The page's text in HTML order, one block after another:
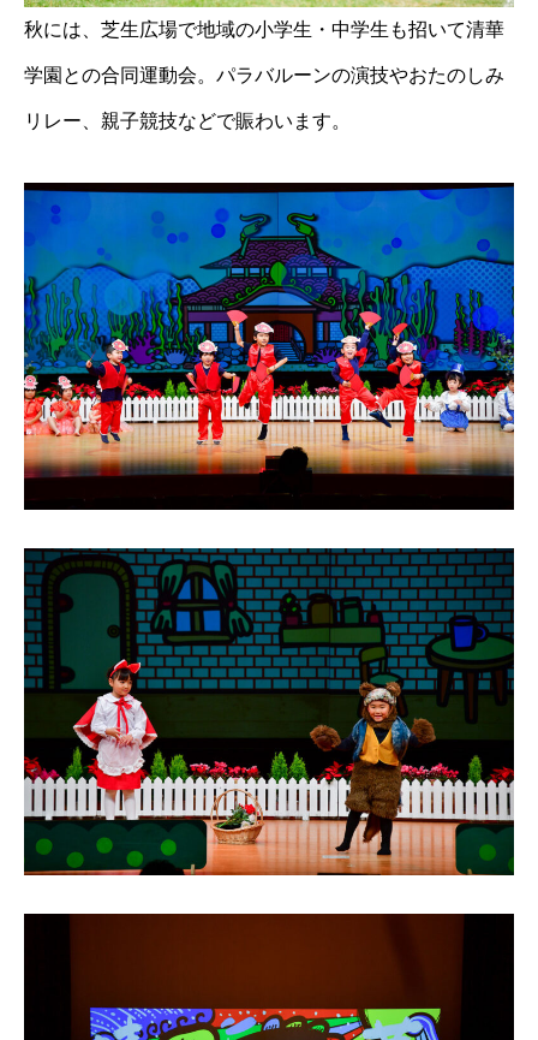
秋には、芝生広場で地域の小学生・中学生も招いて清華
学園との合同運動会。パラバルーンの演技やおたのしみ
リレー、親子競技などで賑わいます。